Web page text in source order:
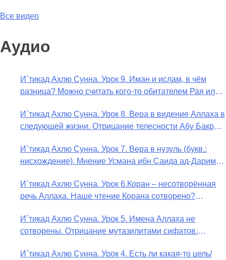
Все видео
Аудио
И`тикад Ахлю Сунна. Урок 9. Иман и ислам, в чём
разница? Можно считать кого-то обитателем Рая или
И`тикад Ахлю Сунна. Урок 8. Вера в видение Аллаха в
следующей жизни. Отрицание телесности Абу Бакром
ибн Саида ад-Дарими. Иман – это слова, дела и
познание
И`тикад Ахлю Сунна. Урок 7. Вера в нузуль (букв.:
нисхождение). Мнение Усмана ибн Саида ад-Дарими
описывается физическим движением?
И`тикад Ахлю Сунна. Урок 6.Коран – несотворённая
речь Аллаха. Наше чтение Корана сотворено?
И`тикад Ахлю Сунна. Урок 5. Имена Аллаха не
сотворены. Отрицание мутазилитами сифатов.
И`тикад Ахлю Сунна. Урок 4. Есть ли какая-то цель/